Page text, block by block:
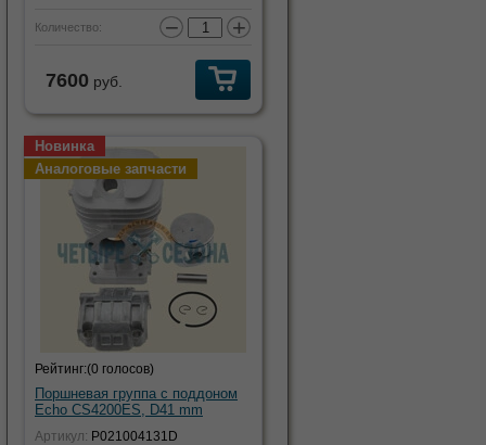
Количество: − +
7600 руб.
Новинка
Аналоговые запчасти
Рейтинг:(0 голосов)
Поршневая группа с поддоном
Echo CS4200ES, D41 mm
Артикул: P021004131D